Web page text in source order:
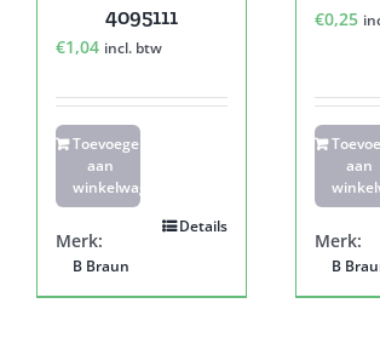
4095111
€1,04 incl. btw
Toevoegen
aan
winkelwagen
Details
Merk:
B Braun
€0,25
aan
Merk:
B